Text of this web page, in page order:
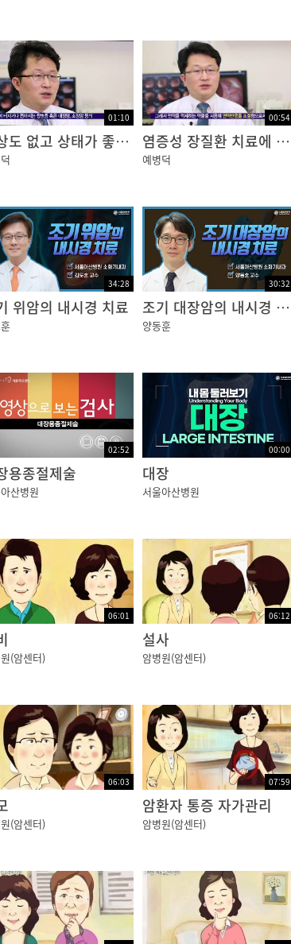
접장기까지 볼 수 있습니다.
있습니다.
.
요.
데요.
입니다.
및 치료를 하기도 합니다.
니다.
01:10
증상도 없고 상태가 좋은데도 대장내시경이나 소장촬영 검사를 해야 하나요?
00:54
염증성 장질환 치료에 왜 면역을 억제하는 약을 사용하나요? 면역증강제는 도움이 안 되나요?
예병덕
34:28
위암의 내시경 치료
30:32
조기 대장암의 내시경 치료
양동훈
02:52
용종절제술
산병원
00:00
대장
서울아산병원
06:01
(암센터)
06:12
설사
암병원(암센터)
06:03
(암센터)
07:59
암환자 통증 자가관리
암병원(암센터)